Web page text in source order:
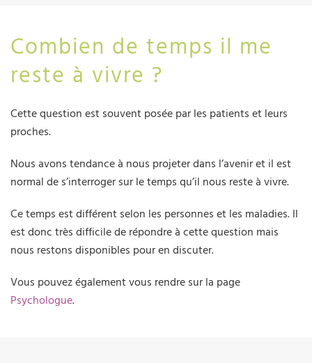
Combien de temps il me
reste à vivre ?
Cette question est souvent posée par les patients et leurs
proches.
Nous avons tendance à nous projeter dans l’avenir et il est
normal de s’interroger sur le temps qu’il nous reste à vivre.
Ce temps est différent selon les personnes et les maladies. Il
est donc très difficile de répondre à cette question mais
nous restons disponibles pour en discuter.
Vous pouvez également vous rendre sur la page
Psychologue.